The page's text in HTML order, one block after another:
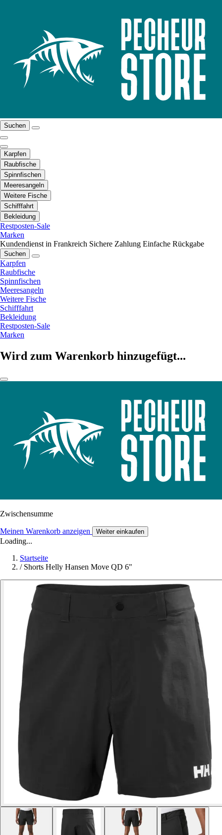
Suchen
Karpfen
Raubfische
Spinnfischen
Meeresangeln
Weitere Fische
Schifffahrt
Bekleidung
Restposten-Sale
Marken
Kundendienst in Frankreich Sichere Zahlung Einfache Rückgabe
Suchen
Karpfen
Raubfische
Spinnfischen
Meeresangeln
Weitere Fische
Schifffahrt
Bekleidung
Restposten-Sale
Marken
Wird zum Warenkorb hinzugefügt...
Zwischensumme
Meinen Warenkorb anzeigen Weiter einkaufen
Loading...
Startseite
/ Shorts Helly Hansen Move QD 6"